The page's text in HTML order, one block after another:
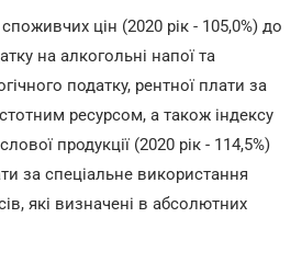
цін (2020 рік - 105,0%) до
на алкогольні напої та
податку, рентної плати за
ресурсом, а також індексу
продукції (2020 рік - 114,5%)
за спеціальне використання
які визначені в абсолютних